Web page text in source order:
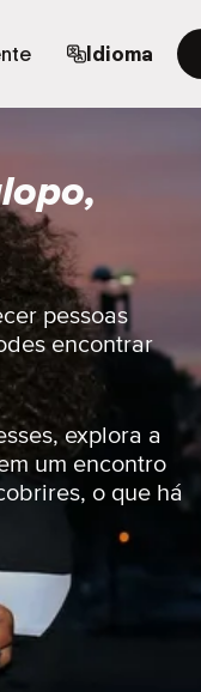
Idioma
pessoas
encontrar
explora a
um encontro
o que há